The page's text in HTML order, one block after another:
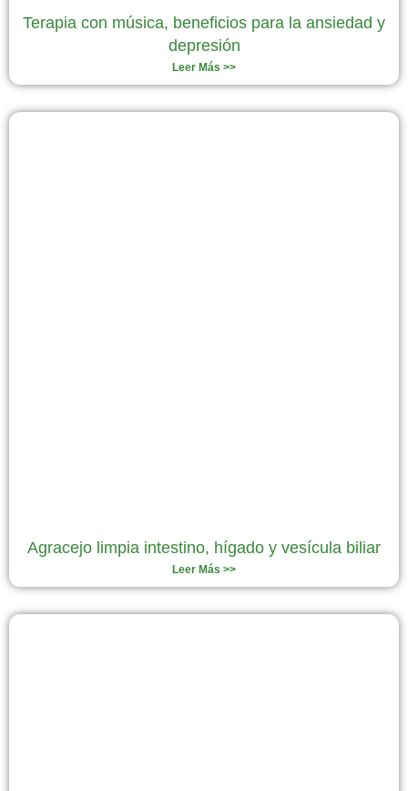
Terapia con música, beneficios para la ansiedad y
depresión
Leer Más >>
Agracejo limpia intestino, hígado y vesícula biliar
Leer Más >>